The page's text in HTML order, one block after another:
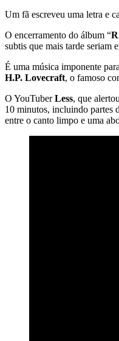
Um fã escreveu uma letra e
O encerramento do álbum “
subtis que mais tarde seriam
É uma música imponente
H.P. Lovecraft, o famoso
O YouTuberLess, que
10 minutos, incluindo partes
entre o canto limpo e uma